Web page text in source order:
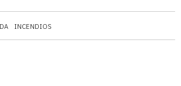
INCENDIOS